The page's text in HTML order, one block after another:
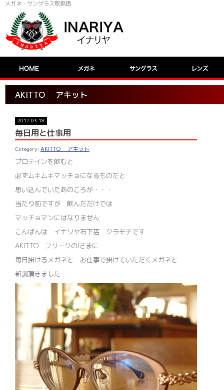
メガネ・サングラス取扱店
AKITTO アキット
2017.03.18
AKITTO アキット
毎日用と仕事用
プロテインを飲むと
必ずムキムキマッチョになるものだと
思い込んでいたあのころが・・・
当たり前ですが 飲んだだけでは
マッチョマンにはなりません
こんばんは イナリヤ石下店 クラモチです
AKITTO フリークのIさまに
毎日掛けるメガネと お仕事で掛けていただくメガネと
新調頂きました